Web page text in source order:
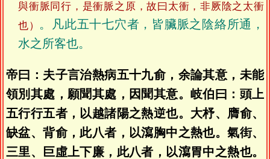
與衝脈同行，是衝脈之原，故曰太衝，非厥陰之太衝
也） 。凡此五十七穴者，皆臟脈之陰絡所通，
水之所客也。
帝曰：夫子言治熱病五十九俞，余論其意，未能
領別其處，願聞其處，因聞其意。岐伯曰：頭上
五行行五者，以越諸陽之熱逆也。大杼、膺俞、
缺盆、背俞，此八者，以瀉胸中之熱也。氣街、
三里、巨虛上下廉，此八者，以瀉胃中之熱也。